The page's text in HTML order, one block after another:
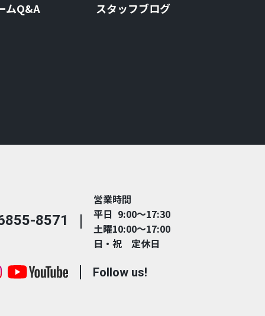
ムQ&A スタッフブログ
8571
営業時間
平日 9:00～17:30
土曜10:00～17:00
日・祝 定休日
Follow us!